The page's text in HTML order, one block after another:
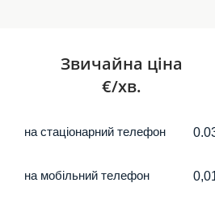
Звичайна ціна
€/хв.
на стаціонарний телефон
на мобільний телефон